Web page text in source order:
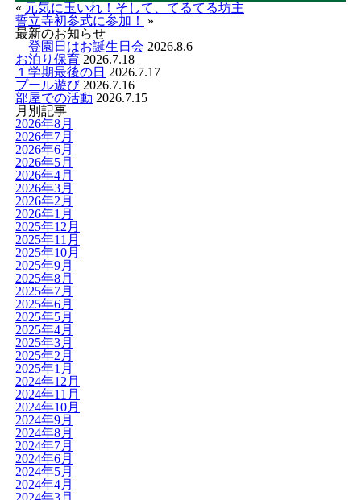
« 元気に玉いれ！そして、てるてる坊主
誓立寺初参式に参加！
»
最新のお知らせ
登園日はお誕生日会 2026.8.6
お泊り保育 2026.7.18
１学期最後の日 2026.7.17
プール遊び 2026.7.16
部屋での活動 2026.7.15
月別記事
2026年8月
2026年7月
2026年6月
2026年5月
2026年4月
2026年3月
2026年2月
2026年1月
2025年12月
2025年11月
2025年10月
2025年9月
2025年8月
2025年7月
2025年6月
2025年5月
2025年4月
2025年3月
2025年2月
2025年1月
2024年12月
2024年11月
2024年10月
2024年9月
2024年8月
2024年7月
2024年6月
2024年5月
2024年4月
2024年3月